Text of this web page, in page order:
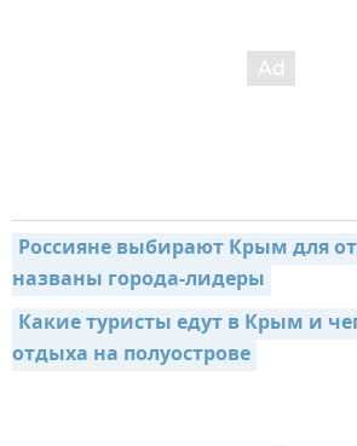
Россияне выбирают Крым для
названы города-лидеры
Какие туристы едут в Крым и
отдыха на полуострове